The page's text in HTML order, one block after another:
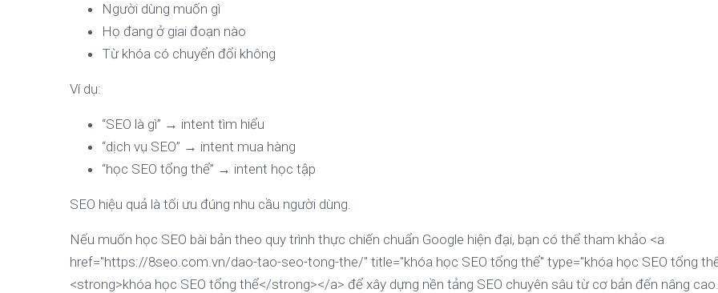
Người dùng muốn gì
Họ đang ở giai đoạn nào
Từ khóa có chuyển đổi không
Ví dụ:
“SEO là gì” → intent tìm hiểu
“dịch vụ SEO” → intent mua hàng
“học SEO tổng thể” → intent học tập
SEO hiệu quả là tối ưu đúng nhu cầu người dùng.
Nếu muốn học SEO bài bản theo quy trình thực chiến chuẩn Google hiện đại, bạn có thể tham khảo <a
href="https://8seo.com.vn/dao-tao-seo-tong-the/" title="khóa học SEO tổng thể" type="khóa học SEO tổng
<strong>khóa học SEO tổng thể</strong></a> để xây dựng nền tảng SEO chuyên sâu từ cơ bản đến nâng cao.